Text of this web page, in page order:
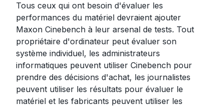
Tous ceux qui ont besoin d'évaluer les
performances du matériel devraient ajouter
Maxon Cinebench à leur arsenal de tests. Tout
propriétaire d'ordinateur peut évaluer son
système individuel, les administrateurs
informatiques peuvent utiliser Cinebench pour
prendre des décisions d'achat, les journalistes
peuvent utiliser les résultats pour évaluer le
matériel et les fabricants peuvent utiliser les